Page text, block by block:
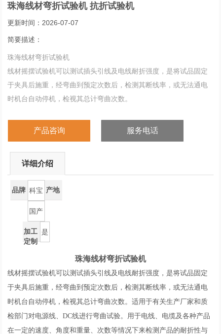
珠海线材弯折试验机 抗折试验机
更新时间：2026-07-07
简要描述：
珠海线材弯折试验机
线材摇摆试验机可以测试插头引线及电线耐折强度，是将试品固定
于夹具后施重，经弯曲到预定次数后，检测其断线率，或无法通电
时机台自动停机，检视其总计弯曲次数。
产品咨询 服务电话
详细介绍
品牌 科宝 产地
国产
加工
定制
是
珠海线材弯折试验机
线材摇摆试验机可以测试插头引线及电线耐折强度，是将试品固定
于夹具后施重，经弯曲到预定次数后，检测其断线率，或无法通电
时机台自动停机，检视其总计弯曲次数。适用于有关生产厂家和质
检部门对电源线、DC线进行弯曲试验。用于电线、电缆及各种产品
在一定的速度、角度和重量、次数等情况下来检测产品的耐折性与